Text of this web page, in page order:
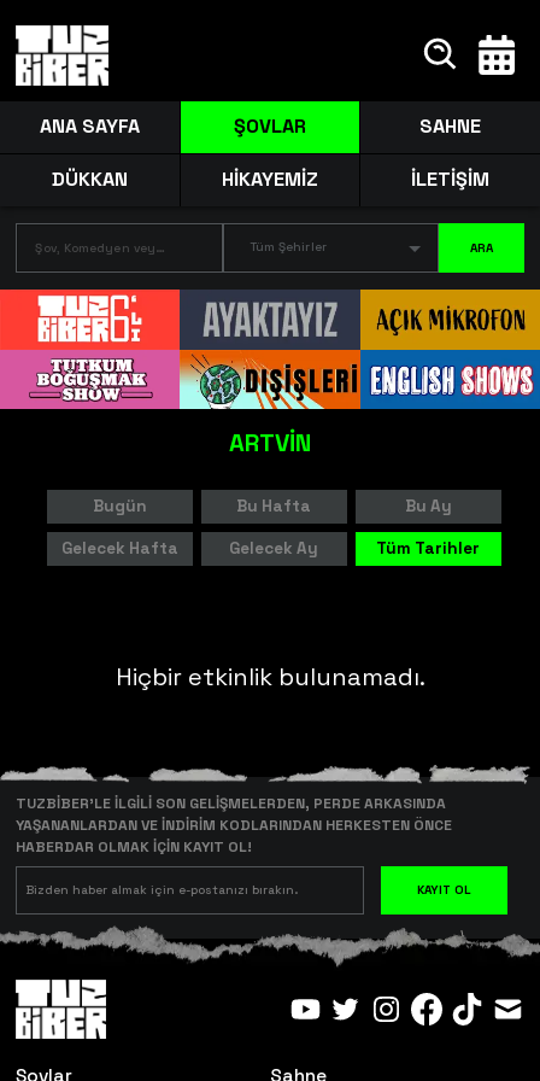
ANA SAYFA ŞOVLAR SAHNE
DÜKKAN HİKAYEMİZ İLETİŞİM
Tüm Şehirler ARA
ARTVİN
Bugün Bu Hafta Bu Ay
Gelecek Hafta Gelecek Ay Tüm Tarihler
Hiçbir etkinlik bulunamadı.
TUZBİBER’LE İLGİLİ SON GELİŞMELERDEN, PERDE ARKASINDA
YAŞANANLARDAN VE İNDİRİM KODLARINDAN HERKESTEN ÖNCE
HABERDAR OLMAK İÇİN KAYIT OL!
KAYIT OL